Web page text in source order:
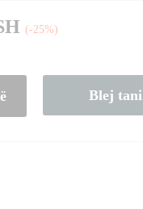
(-25%)
Blej tani